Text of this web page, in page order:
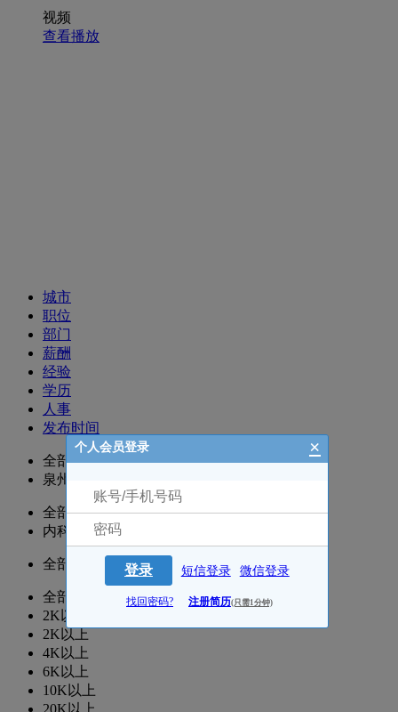
视频
查看播放
城市
职位
部门
薪酬
经验
学历
人事
发布时间
全部
泉州
全部
内科
全部
全部
2K以下
2K以上
4K以上
6K以上
10K以上
20K以上
个人会员登录 ×
登录 短信登录 微信登录
找回密码? 注册简历(只需1分钟)